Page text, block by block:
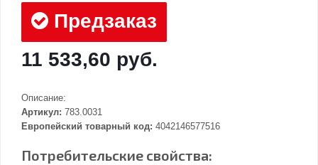
Предзаказ
11 533,60 руб.
Описание:
Артикул: 783.0031
Европейский товарный код: 4042146577516
Потребительские свойства: